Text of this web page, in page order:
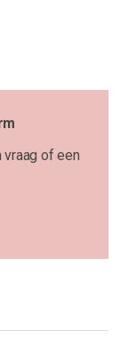
vraag of een